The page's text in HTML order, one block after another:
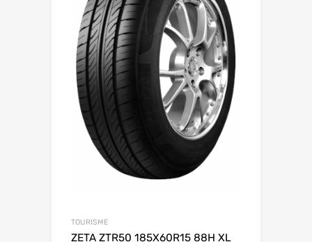
TOURISME
ZETA ZTR50 185X60R15 88H XL